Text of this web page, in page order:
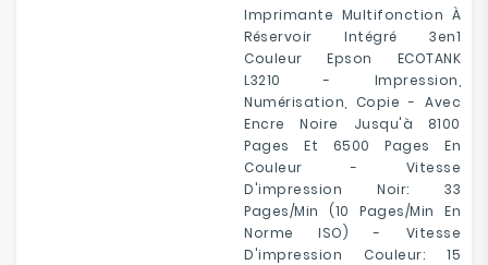
Imprimante Multifonction À
Réservoir Intégré 3en1
Couleur Epson ECOTANK
L3210 - Impression,
Numérisation, Copie - Avec
Encre Noire Jusqu'à 8100
Pages Et 6500 Pages En
Couleur - Vitesse
D'impression Noir: 33
Pages/min (10 Pages/min En
Norme ISO) - Vitesse
D'impression Couleur: 15